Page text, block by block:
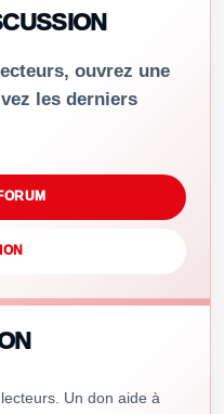
ouvrez une
les derniers
Un don aide à